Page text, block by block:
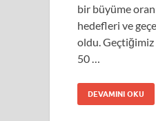
bir büyüme
hedefleri ve
oldu. Geçtiğimiz
50 …
DEVAMINI OKU